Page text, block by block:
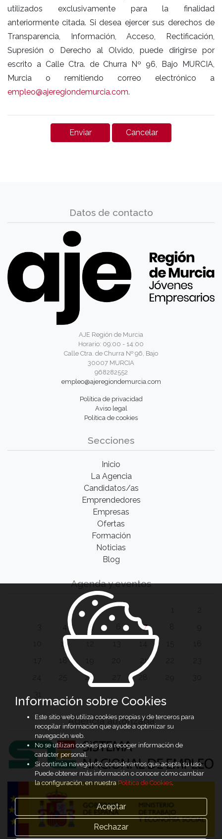
utilizados exclusivamente para la finalidad
anteriormente citada. Si desea ejercer sus derechos de
Transparencia, Información, Acceso, Rectificación,
Supresión o Derecho al Olvido, puede dirigirse por
escrito a Calle Ctra. de Churra Nº 96, Bajo MURCIA,
Murcia o remitiendo correo electrónico a
empleo@ajeregiondemurcia.com.
Datos de contacto
AJE Región de Murcia
Horario: 09:00 - 14:00
Calle Ctra. de Churra Nº 96, Bajo
30007 MURCIA
968282552
empleo@ajeregiondemurcia.com
Política de privacidad
Aviso legal
Política de cookies
Secciones
Inicio
La Agencia
Candidatos/as
Emprendedores
Empresas
Ofertas
Formación
Noticias
Blog
Agenda y eventos
5 7
11
21
26 28
Agencia autorizada
Información sobre Cookies
Este sitio web utiliza cookies propias y de terceros para
recopilar información que ayude a optimizar su
navegación web.
No se utilizan cookies para recoger información de
carácter personal.
Si continúa navegando, consideramos que acepta su uso.
Puede obtener más información o conocer cómo cambiar
la configuración, en nuestraPolítica de Cookies.
Aceptar
Rechazar